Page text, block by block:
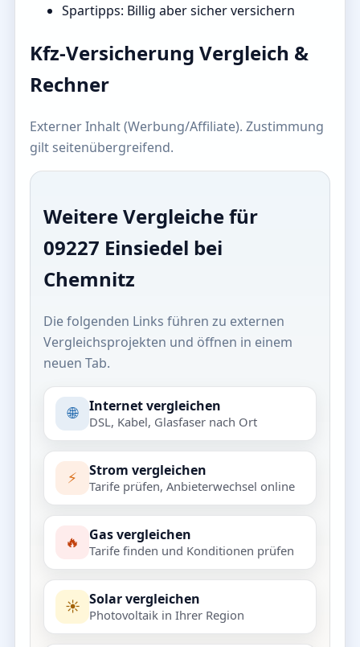
Spartipps: Billig aber sicher versichern
Kfz-Versicherung Vergleich &
Rechner
Externer Inhalt (Werbung/Affiliate). Zustimmung
gilt seitenübergreifend.
Weitere Vergleiche für
09227 Einsiedel bei
Chemnitz
Die folgenden Links führen zu externen
Vergleichsprojekten und öffnen in einem
neuen Tab.
🌐 Internet vergleichen
DSL, Kabel, Glasfaser nach Ort
⚡ Strom vergleichen
Tarife prüfen, Anbieterwechsel online
🔥 Gas vergleichen
Tarife finden und Konditionen prüfen
☀️ Solar vergleichen
Photovoltaik in Ihrer Region